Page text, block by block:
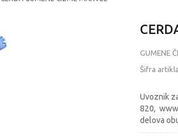
GUMENE
Šifra
Uvoznik
820,
delova